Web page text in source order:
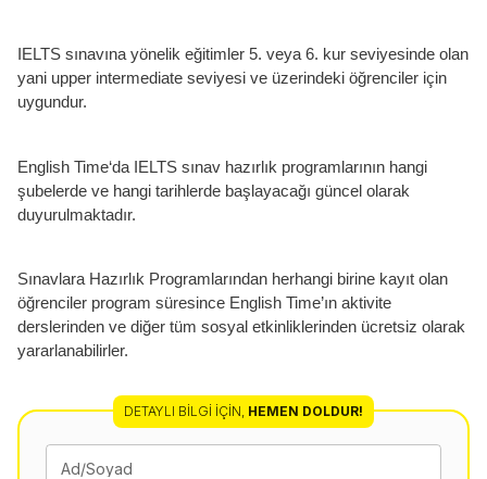
IELTS sınavına yönelik eğitimler 5. veya 6. kur seviyesinde olan
yani upper intermediate seviyesi ve üzerindeki öğrenciler için
uygundur.
English Time‘da IELTS sınav hazırlık programlarının hangi
şubelerde ve hangi tarihlerde başlayacağı güncel olarak
duyurulmaktadır.
Sınavlara Hazırlık Programlarından herhangi birine kayıt olan
öğrenciler program süresince English Time’ın aktivite
derslerinden ve diğer tüm sosyal etkinliklerinden ücretsiz olarak
yararlanabilirler.
DETAYLI BILGI İÇIN HEMEN DOLDUR!
Ad/Soyad